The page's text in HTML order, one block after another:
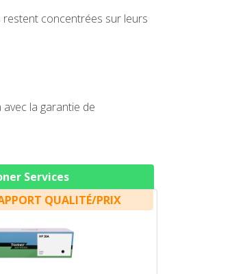
restent concentrées sur leurs
la garantie de
Services
QUALITÉ/PRIX